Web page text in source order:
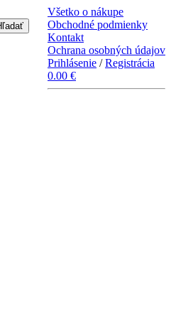
Všetko o nákupe
Obchodné podmienky
Kontakt
Ochrana osobných údajov
Prihlásenie /Registrácia
0.00 €